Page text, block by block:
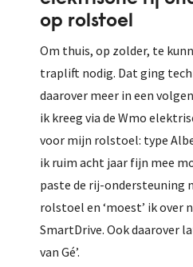
op rolstoel
Om thuis, op zolder, te
traplift nodig. Dat ging
daarover meer in een
ik kreeg via de Wmo
voor mijn rolstoel: type
ik ruim acht jaar fijn mee
paste de rij-ondersteuning
rolstoel en ‘moest’ ik over
SmartDrive. Ook daarover
van Gé’.